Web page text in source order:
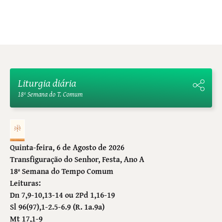
Liturgia diária
18ª Semana do T. Comum
Quinta-feira, 6 de Agosto de 2026
Transfiguração do Senhor, Festa, Ano A
18ª Semana do Tempo Comum
Leituras:
Dn 7,9-10,13-14 ou 2Pd 1,16-19
Sl 96(97),1-2.5-6.9 (R. 1a.9a)
Mt 17,1-9